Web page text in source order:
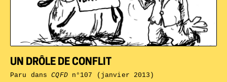
UN DRÔLE DE CONFLIT
Paru dansCQFDn°107 (janvier 2013)